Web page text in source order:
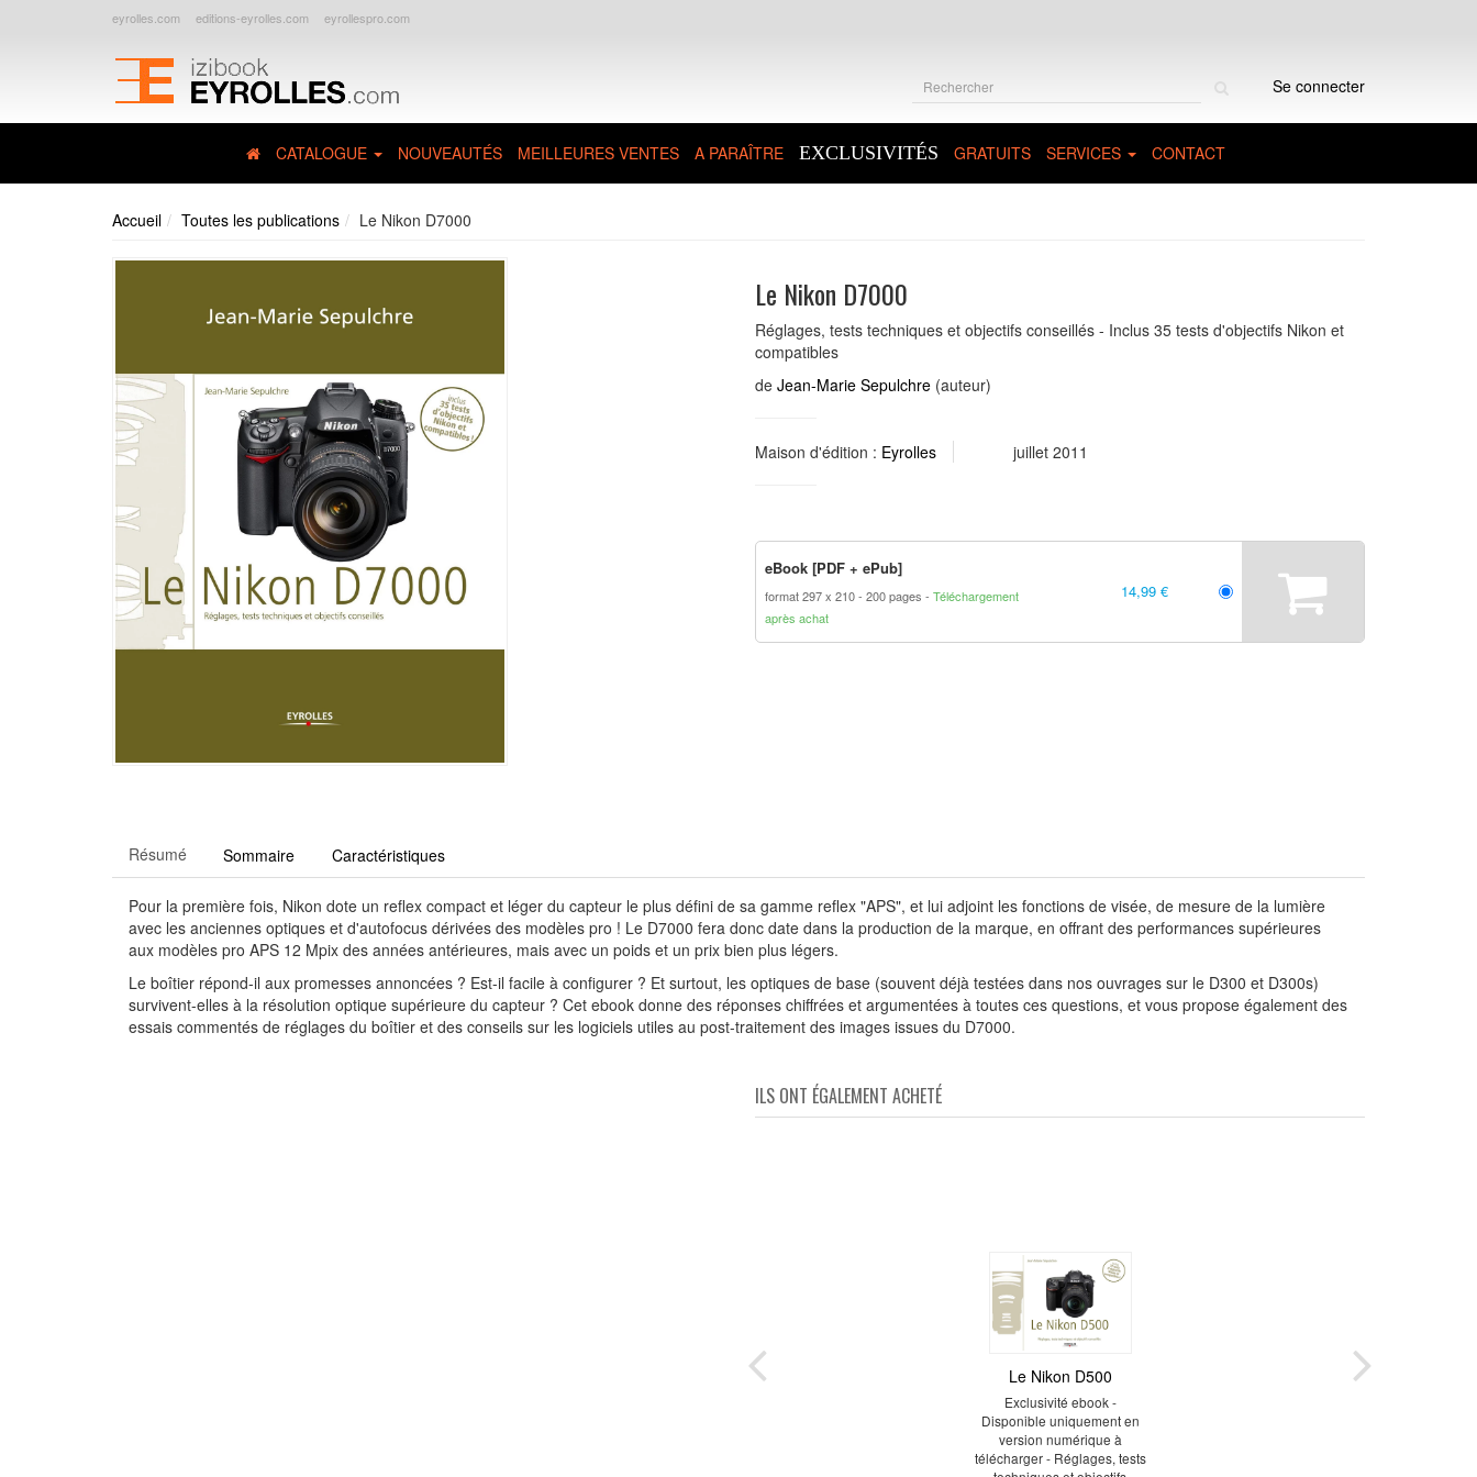
eyrolles.com editions-eyrolles.com eyrollespro.com
Se connecter
CATALOGUE NOUVEAUTÉS MEILLEURES VENTES A PARAÎTRE EXCLUSIVITÉS GRATUITS SERVICES CONTACT
Accueil Toutes les publications Le Nikon D7000
Le Nikon D7000
Réglages, tests techniques et objectifs conseillés - Inclus 35 tests d'objectifs Nikon et
compatibles
de Jean-Marie Sepulchre (auteur)
Maison d'édition : Eyrolles juillet 2011
eBook [PDF + ePub]
format 297 x 210 200 pages
Téléchargement
après achat
14,99 €
Résumé Sommaire Caractéristiques
Pour la première fois, Nikon dote un reflex compact et léger du capteur le plus défini de sa gamme reflex "APS", et lui adjoint les fonctions de visée, de mesure de la lumière
avec les anciennes optiques et d'autofocus dérivées des modèles pro ! Le D7000 fera donc date dans la production de la marque, en offrant des performances supérieures
aux modèles pro APS 12 Mpix des années antérieures, mais avec un poids et un prix bien plus légers.
Le boîtier répond-il aux promesses annoncées ? Est-il facile à configurer ? Et surtout, les optiques de base (souvent déjà testées dans nos ouvrages sur le D300 et D300s)
survivent-elles à la résolution optique supérieure du capteur ? Cet ebook donne des réponses chiffrées et argumentées à toutes ces questions, et vous propose également des
essais commentés de réglages du boîtier et des conseils sur les logiciels utiles au post-traitement des images issues du D7000.
ILS ONT ÉGALEMENT ACHETÉ
Le Nikon D500
Exclusivité ebook -
Disponible uniquement en
version numérique à
télécharger - Réglages, tests